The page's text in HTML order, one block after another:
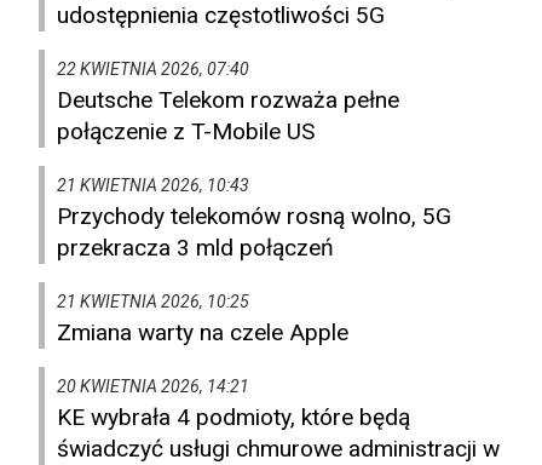
udostępnienia częstotliwości 5G
22 KWIETNIA 2026, 07:40
Deutsche Telekom rozważa pełne
połączenie z T-Mobile US
21 KWIETNIA 2026, 10:43
Przychody telekomów rosną wolno, 5G
przekracza 3 mld połączeń
21 KWIETNIA 2026, 10:25
Zmiana warty na czele Apple
20 KWIETNIA 2026, 14:21
KE wybrała 4 podmioty, które będą
świadczyć usługi chmurowe administracji w